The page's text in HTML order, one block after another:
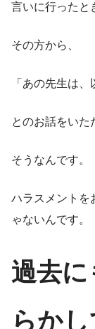
言いに行ったと
その方から、
「あの先生は
とのお話をいた
そうなんです。
ハラスメントを
ゃないんです。
過去
らか